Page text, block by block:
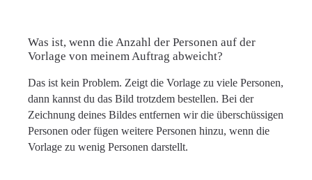
Was ist, wenn die Anzahl der Personen auf der
Vorlage von meinem Auftrag abweicht?
Das ist kein Problem. Zeigt die Vorlage zu viele Personen,
dann kannst du das Bild trotzdem bestellen. Bei der
Zeichnung deines Bildes entfernen wir die überschüssigen
Personen oder fügen weitere Personen hinzu, wenn die
Vorlage zu wenig Personen darstellt.